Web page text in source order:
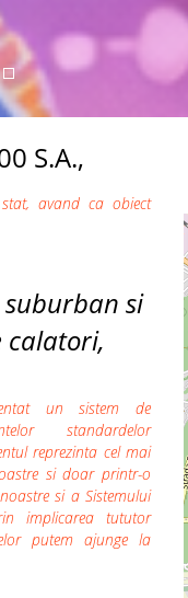
S.A.,
avand ca obiect
si
un sistem de
standardelor
reprezinta cel mai
si doar printr-o
si a Sistemului
implicarea tututor
putem ajunge la